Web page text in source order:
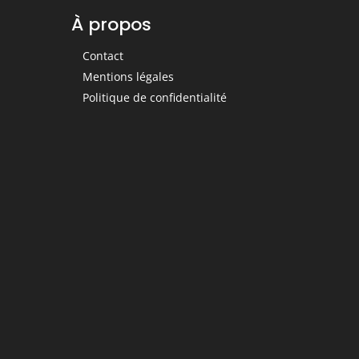
À propos
Contact
Mentions légales
Politique de confidentialité